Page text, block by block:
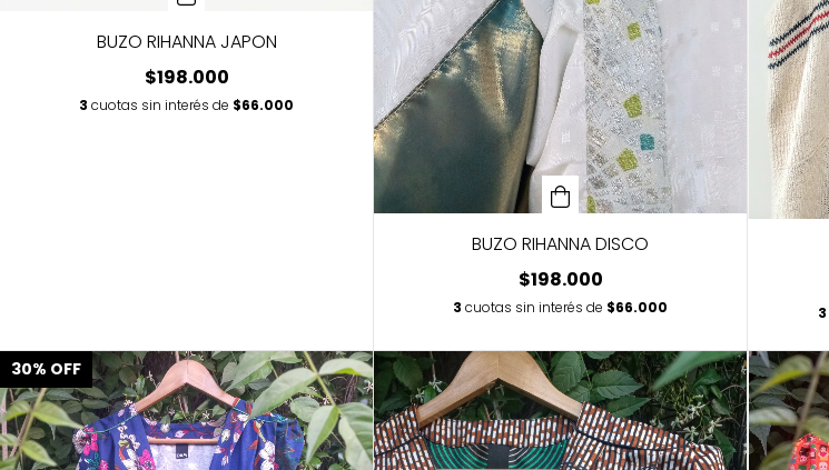
BUZO RIHANNA JAPON
$198.000
3 cuotas sin interés de $66.000
BUZO RIHANNA DISCO
$198.000
3 cuotas sin interés de $66.000 3
30% OFF